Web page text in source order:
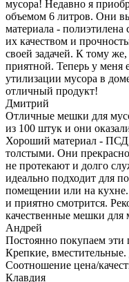
мусора! Недавно я
объемом 6 литров. Они
материала -
их качеством и
своей задачей. К тому
приятной. Теперь у меня
утилизации мусора в
отличный продукт!
Дмитрий
Отличные мешки для
из 100 штук и они
Хороший материал - ПСД,
толстыми. Они
не протекают и долго
идеально подходит для
помещении или на кухне.
и приятно смотрится.
качественные мешки для
Андрей
Постоянно покупаем
Крепкие,
Соотношение цена/
Клавдия